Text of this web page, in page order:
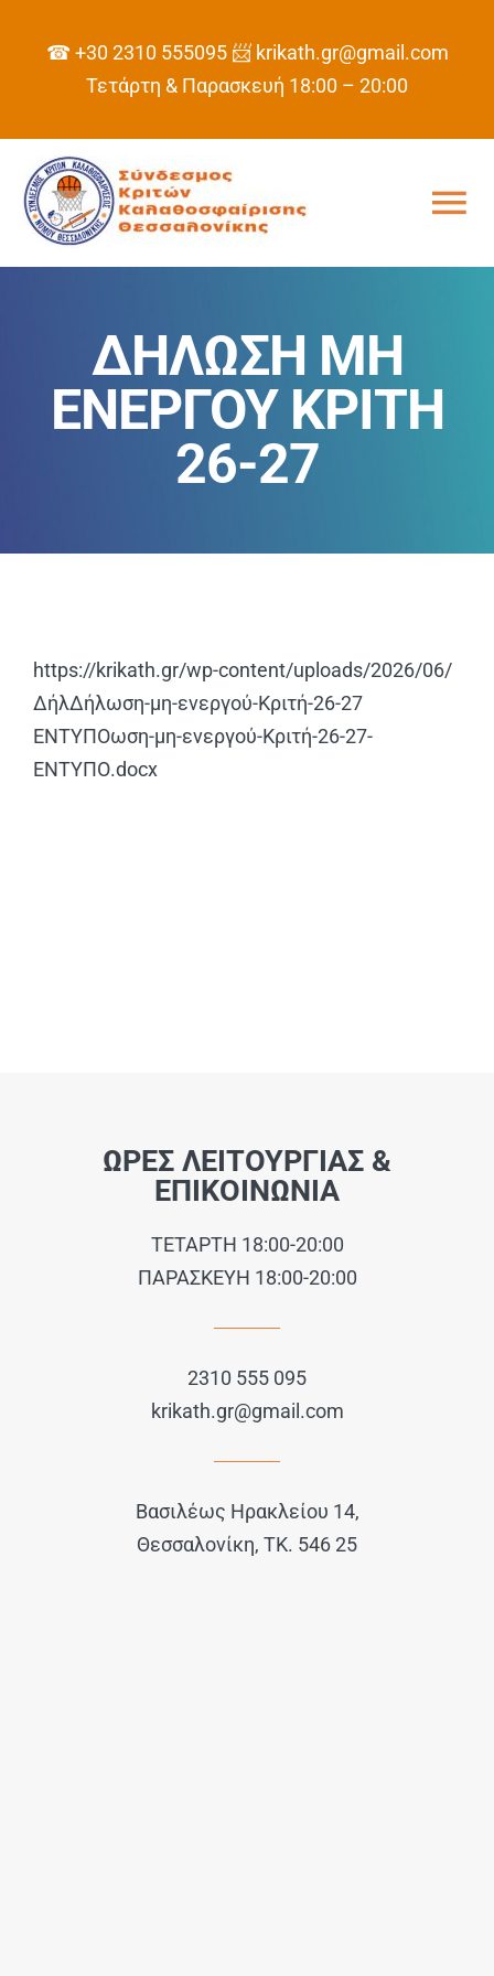
☎ +30 2310 555095 📨 krikath.gr@gmail.com
Τετάρτη & Παρασκευή 18:00 – 20:00
ΣΥΝΔΕΣΜΟΣ
ΠΡΟΓΡΑΜΜΑ
ΧΡΗΣΙΜΑ ΑΡΧΕΙΑ
ΔΗΛΩΣΗ ΜΗ
ΕΝΕΡΓΟΥ ΚΡΙΤΗ
26-27
https://krikath.gr/wp-content/uploads/2026/06/
ΔήλΔήλωση-μη-ενεργού-Κριτή-26-27
ΕΝΤΥΠΟωση-μη-ενεργού-Κριτή-26-27-
ΕΝΤΥΠΟ.docx
ΩΡΕΣ ΛΕΙΤΟΥΡΓΙΑΣ &
ΕΠΙΚΟΙΝΩΝΙΑ
ΤΕΤΑΡΤΗ 18:00-20:00
ΠΑΡΑΣΚΕΥΗ 18:00-20:00
2310 555 095
krikath.gr@gmail.com
Βασιλέως Ηρακλείου 14,
Θεσσαλονίκη, ΤΚ. 546 25